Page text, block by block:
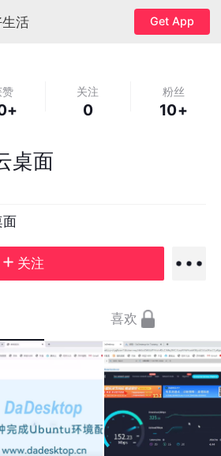
活 Get App
赞 关注
0
粉丝
10+
桌面
面
关注
喜欢